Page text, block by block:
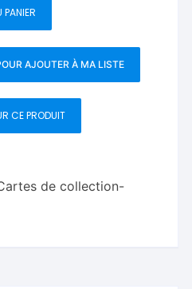
AJOUTER À MA LISTE
CE PRODUIT
de collection-